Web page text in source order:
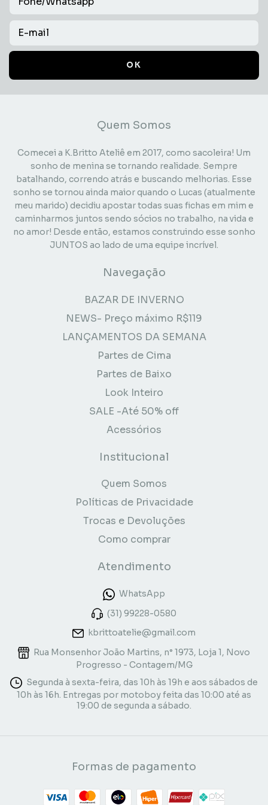
Quem Somos
Comecei a K.Britto Ateliê em 2017, como sacoleira! Um
sonho de menina se tornando realidade. Sempre
batalhando, correndo atrás e buscando melhorias. Esse
sonho se tornou ainda maior quando o Lucas (atualmente
meu marido) decidiu apostar todas suas fichas em mim e
caminharmos juntos sendo sócios no trabalho, na vida e
no amor! Desde então, estamos construindo esse sonho
JUNTOS ao lado de uma equipe incrível.
Navegação
BAZAR DE INVERNO
NEWS- Preço máximo R$119
LANÇAMENTOS DA SEMANA
Partes de Cima
Partes de Baixo
Look Inteiro
SALE -Até 50% off
Acessórios
Institucional
Quem Somos
Políticas de Privacidade
Trocas e Devoluções
Como comprar
Atendimento
WhatsApp
(31) 99228-0580
kbrittoatelie@gmail.com
Rua Monsenhor João Martins, n° 1973, Loja 1, Novo
Progresso - Contagem/MG
Segunda à sexta-feira, das 10h às 19h e aos sábados de
10h às 16h. Entregas por motoboy feita das 10:00 até as
19:00 de segunda a sábado.
Formas de pagamento